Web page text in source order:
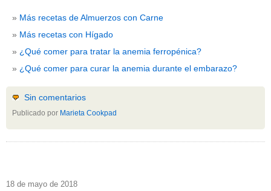
Más recetas de Almuerzos con Carne
Más recetas con Hígado
¿Qué comer para tratar la anemia ferropénica?
¿Qué comer para curar la anemia durante el embarazo?
Sin comentarios
Publicado por Marieta Cookpad
18 de mayo de 2018